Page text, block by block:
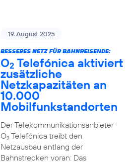
19. August 2025
BESSERES NETZ FÜR BAHNREISENDE:
O2 Telefónica aktiviert
zusätzliche
Netzkapazitäten an
10.000
Mobilfunkstandorten
Der Telekommunikationsanbieter
O2Telefónica treibt den
Netzausbau entlang der
Bahnstrecken voran: Das